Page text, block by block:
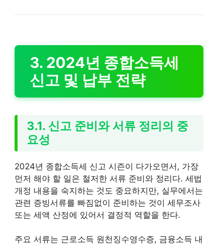
3. 2024년 종합소득세
신고 및 납부 전략
3.1. 신고 준비와 서류 정리의 중
요성
2024년 종합소득세 신고 시즌이 다가오면서, 가장
먼저 해야 할 일은 철저한 서류 준비와 정리다. 세법
개정 내용을 숙지하는 것도 중요하지만, 실무에서는
관련 증빙서류를 빠짐없이 준비하는 것이 세무조사
또는 세액 산정에 있어서 결정적 역할을 한다.
주요 서류는 근로소득 원천징수영수증, 금융소득 내